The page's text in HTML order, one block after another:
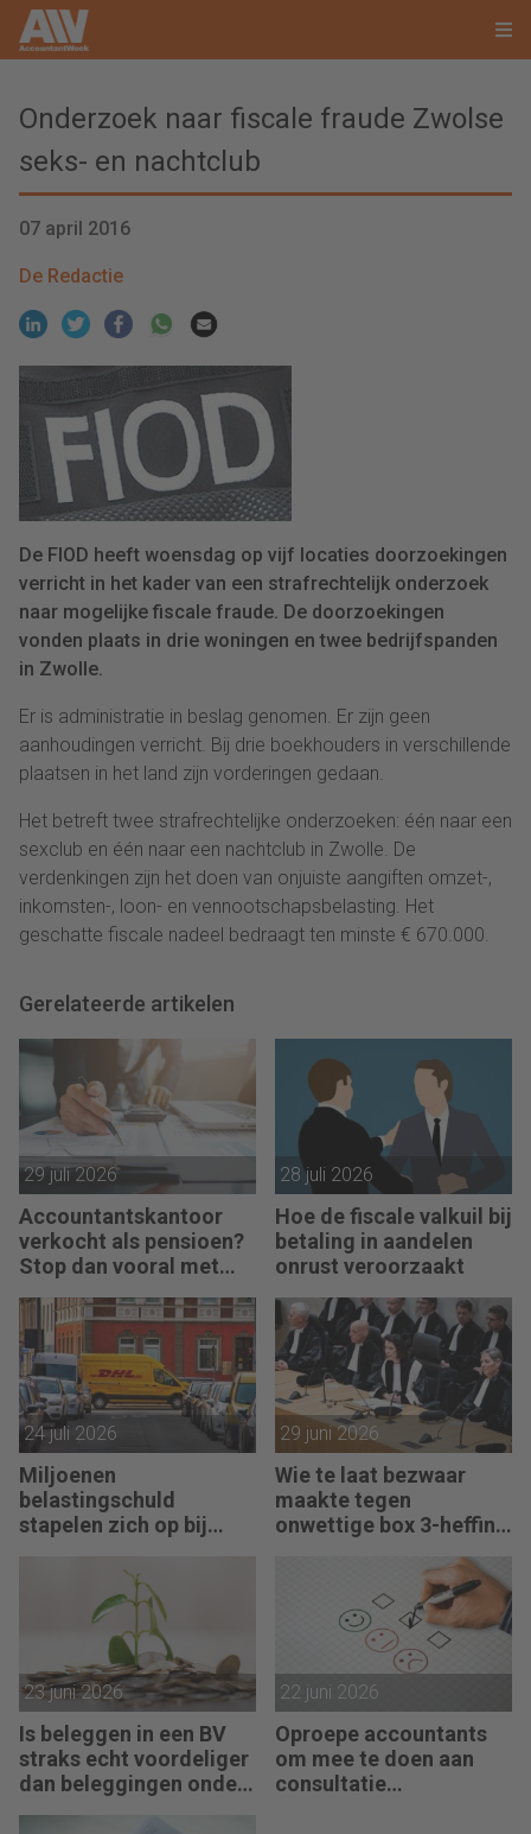
Onderzoek naar fiscale fraude Zwolse
seks- en nachtclub
07 april 2016
De Redactie
De FIOD heeft woensdag op vijf locaties doorzoekingen
verricht in het kader van een strafrechtelijk onderzoek
naar mogelijke fiscale fraude. De doorzoekingen
vonden plaats in drie woningen en twee bedrijfspanden
in Zwolle.
Er is administratie in beslag genomen. Er zijn geen
aanhoudingen verricht. Bij drie boekhouders in verschillende
plaatsen in het land zijn vorderingen gedaan.
Het betreft twee strafrechtelijke onderzoeken: één naar een
sexclub en één naar een nachtclub in Zwolle. De
verdenkingen zijn het doen van onjuiste aangiften omzet-,
inkomsten-, loon- en vennootschapsbelasting. Het
geschatte fiscale nadeel bedraagt ten minste € 670.000.
Gerelateerde artikelen
29 juli 2026
Accountantskantoor
verkocht als pensioen?
Stop dan vooral met
werken
28 juli 2026
Hoe de fiscale valkuil bij
betaling in aandelen
onrust veroorzaakt
24 juli 2026
Miljoenen
belastingschuld
stapelen zich op bij
29 juni 2026
Wie te laat bezwaar
maakte tegen
onwettige box 3-heffing
23 juni 2026
Is beleggen in een BV
straks echt voordeliger
dan beleggingen onder
22 juni 2026
Oproepe accountants
om mee te doen aan
consultatie